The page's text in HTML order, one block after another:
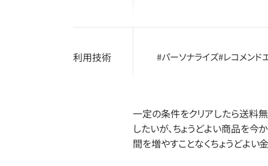
利用技術 #パーソナライズ#レコメンド
一定の条件をクリアしたら送料
したいが、ちょうどよい商品を
間を増やすことなくちょうどよい